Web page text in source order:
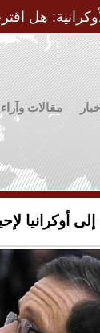
هل
أخبار مقالات وآراء
لإحياء الذكرى 80